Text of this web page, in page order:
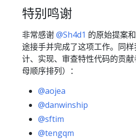
特别鸣谢
非常感谢@Sh4d1 的原始提案
途接手并完成了这项工作。同
计、实现、审查特性代码的贡
母顺序排列）：
@aojea
@danwinship
@sftim
@tengqm